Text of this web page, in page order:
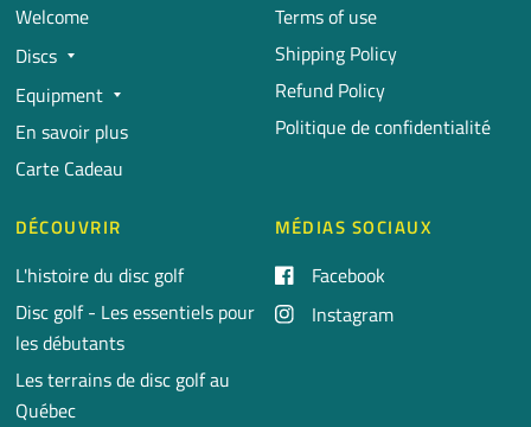
Welcome
Discs
Equipment
En savoir plus
Carte Cadeau
Terms of use
Shipping Policy
Refund Policy
Politique de confidentialité
DÉCOUVRIR
L'histoire du disc golf
Disc golf - Les essentiels pour
les débutants
Les terrains de disc golf au
Québec
MÉDIAS SOCIAUX
Facebook
Instagram